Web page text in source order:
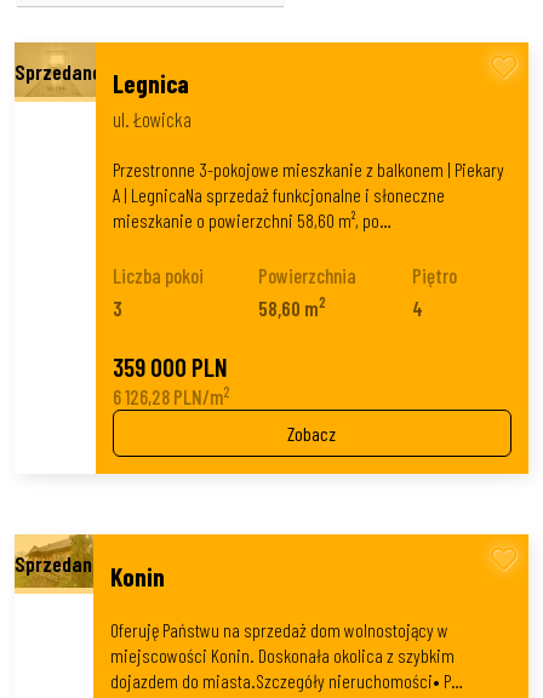
Legnica
ul. Łowicka
Przestronne 3-pokojowe mieszkanie z balkonem | Piekary
A | LegnicaNa sprzedaż funkcjonalne i słoneczne
mieszkanie o powierzchni 58,60 m², po…
Liczba pokoi
3
Powierzchnia
58,60 m2
Piętro
4
359 000 PLN
6 126,28 PLN/m2
Zobacz
Konin
Oferuję Państwu na sprzedaż dom wolnostojący w
miejscowości Konin. Doskonała okolica z szybkim
dojazdem do miasta.Szczegóły nieruchomości• P…